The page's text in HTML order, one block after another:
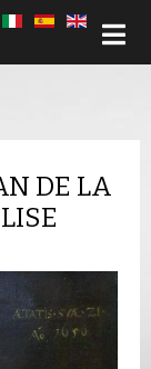
DE LA